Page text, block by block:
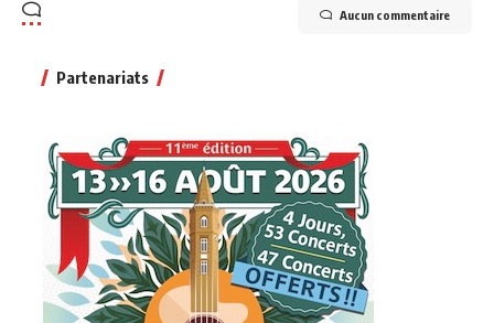
Aucun commentaire
Partenariats